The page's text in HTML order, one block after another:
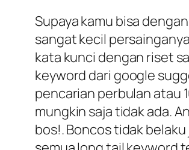
Supaya kamu bisa
sangat kecil
kata kunci dengan riset
keyword dari google
pencarian perbulan atau
mungkin saja tidak ada.
bos!. Boncos tidak